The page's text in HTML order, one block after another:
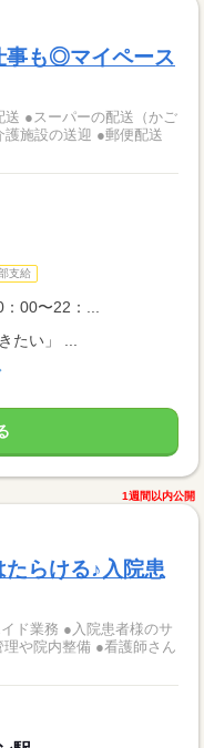
事も◎マイペース
送 ●スーパーの配送（かご
施設の送迎 ●郵便配送
支給
00〜22：...
たい」 ...
1週間以内公開
らける♪入院患
患者様のサ
や院内整備 ●看護師さん